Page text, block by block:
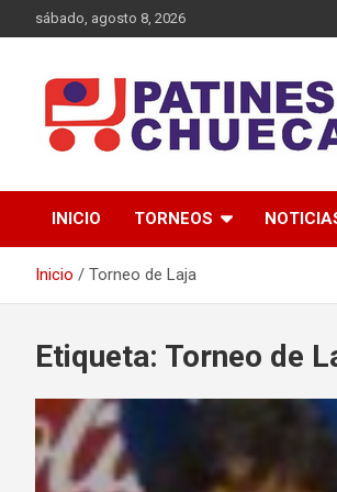
al
sábado, agosto 8, 2026
Patines y
INICIO TORNEOS
Inicio Torneo de Laja
Etiqueta: Torneo de